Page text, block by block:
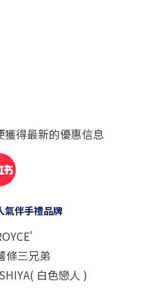
得最新的優惠信息
氣伴手禮品牌
條三兄弟
白色戀人 )